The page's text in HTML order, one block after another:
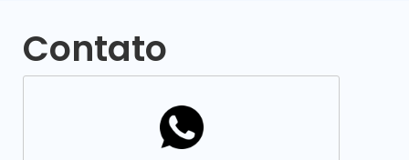
Contato